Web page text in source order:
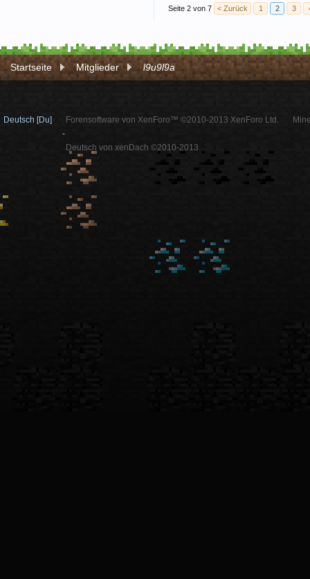
Seite 2 von 7 < Zurück 1 2 3
Startseite Mitglieder l9u9l9a
Deutsch [Du]
Forensoftware von XenForo™ ©2010-2013 XenForo Ltd.
-
Deutsch von xenDach ©2010-2013